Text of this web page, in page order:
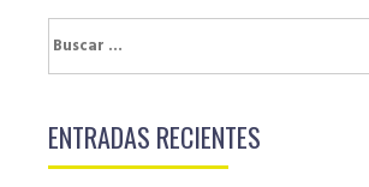
Buscar:
ENTRADAS RECIENTES